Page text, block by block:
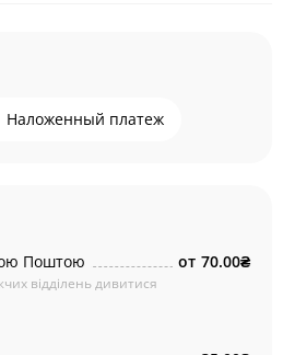
Наложенный платеж
Поштою
відділень дивитися
от 70.00₴